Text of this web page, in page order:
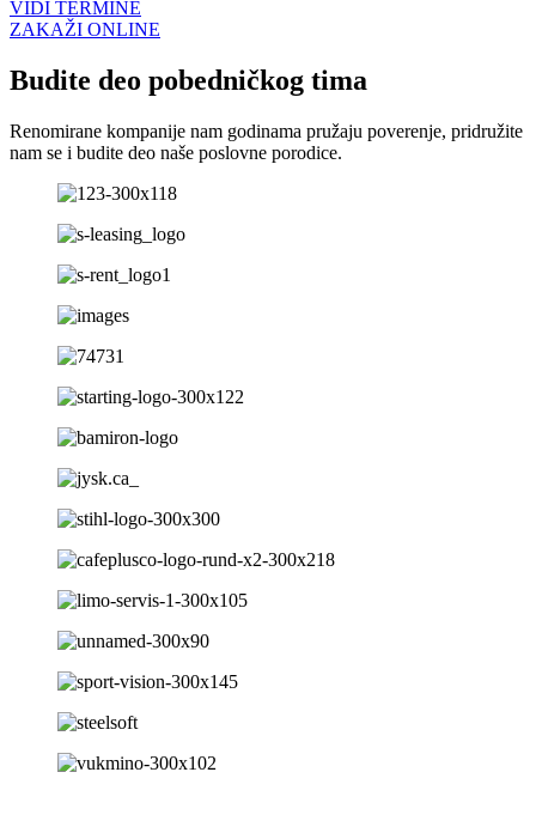
VIDI TERMINE
ZAKAŽI ONLINE
Budite deo pobedničkog tima
Renomirane kompanije nam godinama pružaju poverenje, pridružite
nam se i budite deo naše poslovne porodice.